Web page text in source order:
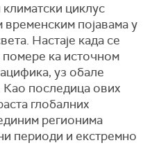
циклус
појавама у
Настаје када се
помере ка источном
уз обале
Као последица ових
глобалних
регионима
периоди и екстремно